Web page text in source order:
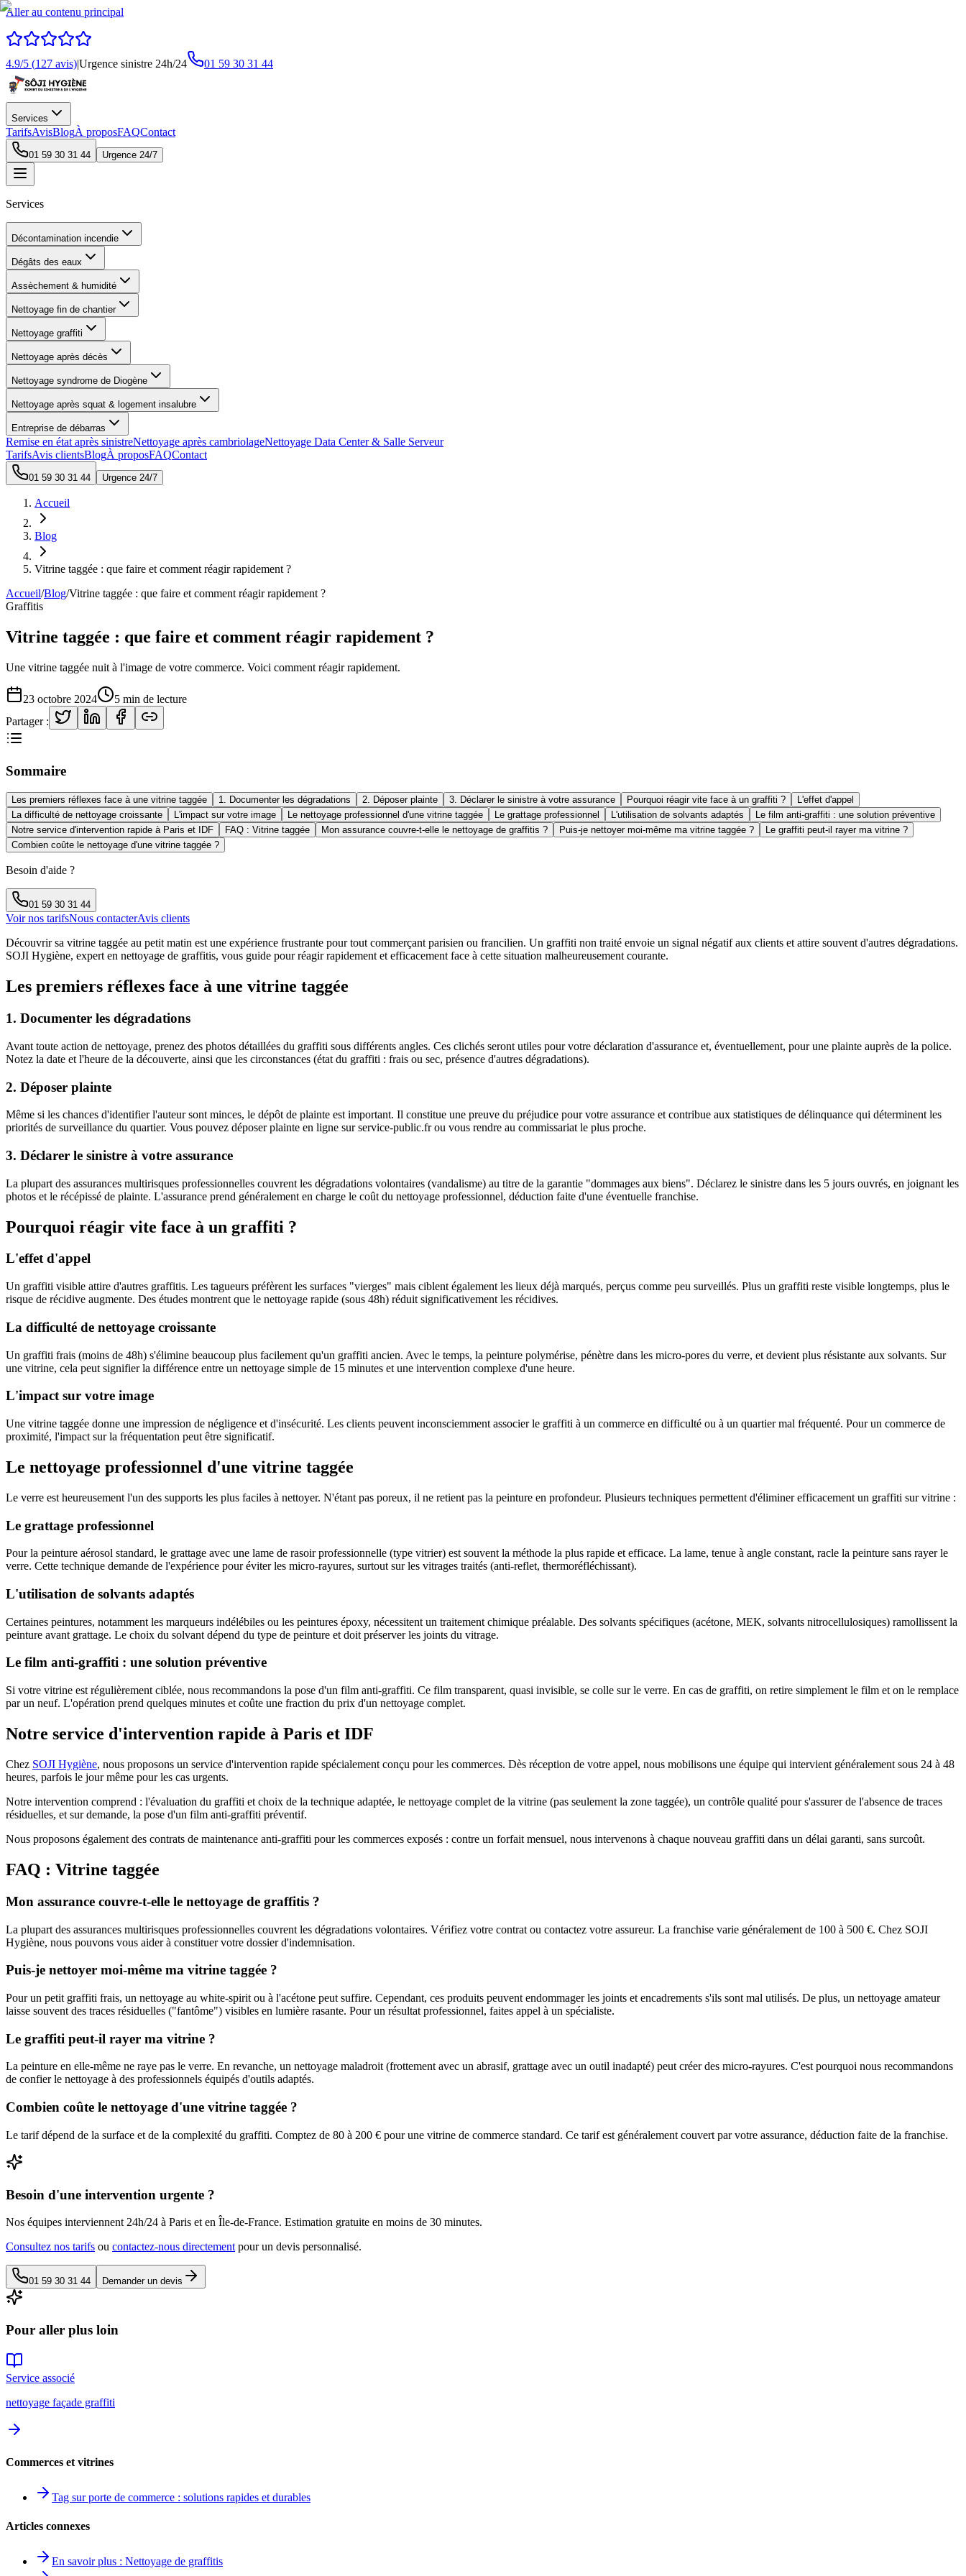
Aller au contenu principal
4.9/5 (127 avis)|Urgence sinistre 24h/24 01 59 30 31 44
Services
TarifsAvisBlogÀ proposFAQContact
01 59 30 31 44 Urgence 24/7
Services
Décontamination incendie
Dégâts des eaux
Assèchement & humidité
Nettoyage fin de chantier
Nettoyage graffiti
Nettoyage après décès
Nettoyage syndrome de Diogène
Nettoyage après squat & logement insalubre
Entreprise de débarras
Remise en état après sinistreNettoyage après cambriolageNettoyage Data Center & Salle Serveur
TarifsAvis clientsBlogÀ proposFAQContact
01 59 30 31 44 Urgence 24/7
Accueil
Blog
Vitrine taggée : que faire et comment réagir rapidement ?
Accueil/Blog/Vitrine taggée : que faire et comment réagir rapidement ?
Graffitis
Vitrine taggée : que faire et comment réagir rapidement ?
Une vitrine taggée nuit à l'image de votre commerce. Voici comment réagir rapidement.
23 octobre 2024 5 min de lecture
Partager :
Sommaire
Les premiers réflexes face à une vitrine taggée 1. Documenter les dégradations 2. Déposer plainte 3. Déclarer le sinistre à votre assurance Pourquoi réagir vite face à un graffiti ?
L'effet d'appel
La difficulté de nettoyage croissante
L'impact sur votre image Le nettoyage professionnel d'une vitrine taggée Le grattage professionnel L'utilisation de solvants adaptés
Le film anti-graffiti : une solution préventive
Notre service d'intervention rapide à Paris et IDF
FAQ : Vitrine taggée Mon assurance couvre-t-elle le nettoyage de graffitis ? Puis-je nettoyer moi-même ma vitrine taggée ?
Le graffiti peut-il rayer ma vitrine ?
Combien coûte le nettoyage d'une vitrine taggée ?
Besoin d'aide ?
01 59 30 31 44
Voir nos tarifsNous contacterAvis clients
Découvrir sa vitrine taggée au petit matin est une expérience frustrante pour tout commerçant parisien ou francilien. Un graffiti non traité envoie un signal négatif aux clients et attire souvent d'autres dégradations.
SOJI Hygiène, expert en nettoyage de graffitis, vous guide pour réagir rapidement et efficacement face à cette situation malheureusement courante.
Les premiers réflexes face à une vitrine taggée
1. Documenter les dégradations
Avant toute action de nettoyage, prenez des photos détaillées du graffiti sous différents angles. Ces clichés seront utiles pour votre déclaration d'assurance et, éventuellement, pour une plainte auprès de la police.
Notez la date et l'heure de la découverte, ainsi que les circonstances (état du graffiti : frais ou sec, présence d'autres dégradations).
2. Déposer plainte
Même si les chances d'identifier l'auteur sont minces, le dépôt de plainte est important. Il constitue une preuve du préjudice pour votre assurance et contribue aux statistiques de délinquance qui déterminent les
priorités de surveillance du quartier. Vous pouvez déposer plainte en ligne sur service-public.fr ou vous rendre au commissariat le plus proche.
3. Déclarer le sinistre à votre assurance
La plupart des assurances multirisques professionnelles couvrent les dégradations volontaires (vandalisme) au titre de la garantie "dommages aux biens". Déclarez le sinistre dans les 5 jours ouvrés, en joignant les
photos et le récépissé de plainte. L'assurance prend généralement en charge le coût du nettoyage professionnel, déduction faite d'une éventuelle franchise.
Pourquoi réagir vite face à un graffiti ?
L'effet d'appel
Un graffiti visible attire d'autres graffitis. Les tagueurs préfèrent les surfaces "vierges" mais ciblent également les lieux déjà marqués, perçus comme peu surveillés. Plus un graffiti reste visible longtemps, plus le
risque de récidive augmente. Des études montrent que le nettoyage rapide (sous 48h) réduit significativement les récidives.
La difficulté de nettoyage croissante
Un graffiti frais (moins de 48h) s'élimine beaucoup plus facilement qu'un graffiti ancien. Avec le temps, la peinture polymérise, pénètre dans les micro-pores du verre, et devient plus résistante aux solvants. Sur
une vitrine, cela peut signifier la différence entre un nettoyage simple de 15 minutes et une intervention complexe d'une heure.
L'impact sur votre image
Une vitrine taggée donne une impression de négligence et d'insécurité. Les clients peuvent inconsciemment associer le graffiti à un commerce en difficulté ou à un quartier mal fréquenté. Pour un commerce de
proximité, l'impact sur la fréquentation peut être significatif.
Le nettoyage professionnel d'une vitrine taggée
Le verre est heureusement l'un des supports les plus faciles à nettoyer. N'étant pas poreux, il ne retient pas la peinture en profondeur. Plusieurs techniques permettent d'éliminer efficacement un graffiti sur vitrine :
Le grattage professionnel
Pour la peinture aérosol standard, le grattage avec une lame de rasoir professionnelle (type vitrier) est souvent la méthode la plus rapide et efficace. La lame, tenue à angle constant, racle la peinture sans rayer le
verre. Cette technique demande de l'expérience pour éviter les micro-rayures, surtout sur les vitrages traités (anti-reflet, thermoréfléchissant).
L'utilisation de solvants adaptés
Certaines peintures, notamment les marqueurs indélébiles ou les peintures époxy, nécessitent un traitement chimique préalable. Des solvants spécifiques (acétone, MEK, solvants nitrocellulosiques) ramollissent la
peinture avant grattage. Le choix du solvant dépend du type de peinture et doit préserver les joints du vitrage.
Le film anti-graffiti : une solution préventive
Si votre vitrine est régulièrement ciblée, nous recommandons la pose d'un film anti-graffiti. Ce film transparent, quasi invisible, se colle sur le verre. En cas de graffiti, on retire simplement le film et on le remplace
par un neuf. L'opération prend quelques minutes et coûte une fraction du prix d'un nettoyage complet.
Notre service d'intervention rapide à Paris et IDF
Chez SOJI Hygiène, nous proposons un service d'intervention rapide spécialement conçu pour les commerces. Dès réception de votre appel, nous mobilisons une équipe qui intervient généralement sous 24 à 48
heures, parfois le jour même pour les cas urgents.
Notre intervention comprend : l'évaluation du graffiti et choix de la technique adaptée, le nettoyage complet de la vitrine (pas seulement la zone taggée), un contrôle qualité pour s'assurer de l'absence de traces
résiduelles, et sur demande, la pose d'un film anti-graffiti préventif.
Nous proposons également des contrats de maintenance anti-graffiti pour les commerces exposés : contre un forfait mensuel, nous intervenons à chaque nouveau graffiti dans un délai garanti, sans surcoût.
FAQ : Vitrine taggée
Mon assurance couvre-t-elle le nettoyage de graffitis ?
La plupart des assurances multirisques professionnelles couvrent les dégradations volontaires. Vérifiez votre contrat ou contactez votre assureur. La franchise varie généralement de 100 à 500 €. Chez SOJI
Hygiène, nous pouvons vous aider à constituer votre dossier d'indemnisation.
Puis-je nettoyer moi-même ma vitrine taggée ?
Pour un petit graffiti frais, un nettoyage au white-spirit ou à l'acétone peut suffire. Cependant, ces produits peuvent endommager les joints et encadrements s'ils sont mal utilisés. De plus, un nettoyage amateur
laisse souvent des traces résiduelles ("fantôme") visibles en lumière rasante. Pour un résultat professionnel, faites appel à un spécialiste.
Le graffiti peut-il rayer ma vitrine ?
La peinture en elle-même ne raye pas le verre. En revanche, un nettoyage maladroit (frottement avec un abrasif, grattage avec un outil inadapté) peut créer des micro-rayures. C'est pourquoi nous recommandons
de confier le nettoyage à des professionnels équipés d'outils adaptés.
Combien coûte le nettoyage d'une vitrine taggée ?
Le tarif dépend de la surface et de la complexité du graffiti. Comptez de 80 à 200 € pour une vitrine de commerce standard. Ce tarif est généralement couvert par votre assurance, déduction faite de la franchise.
Besoin d'une intervention urgente ?
Nos équipes interviennent 24h/24 à Paris et en Île-de-France. Estimation gratuite en moins de 30 minutes.
Consultez nos tarifs ou contactez-nous directement pour un devis personnalisé.
01 59 30 31 44 Demander un devis
Pour aller plus loin
Service associé
nettoyage façade graffiti
Commerces et vitrines
Tag sur porte de commerce : solutions rapides et durables
Articles connexes
En savoir plus : Nettoyage de graffitis